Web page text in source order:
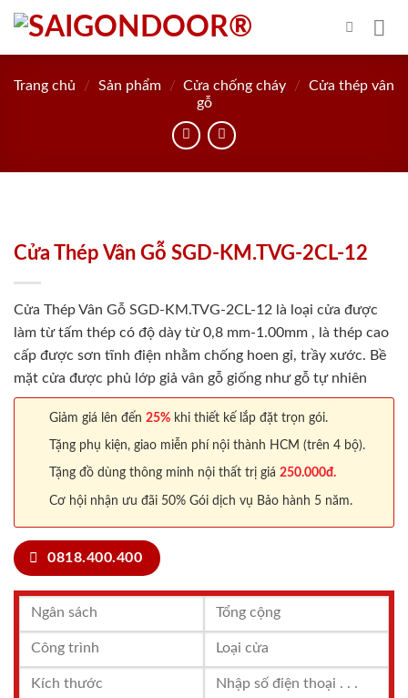
Skip
content
Trang chủ / Sản phẩm / Cửa chống cháy /
Cửa thép vân
gỗ
Cửa Thép Vân Gỗ SGD-KM.TVG-2CL-12
Cửa Thép Vân Gỗ SGD-KM.TVG-2CL-12 là loại cửa được
làm từ tấm thép có độ dày từ 0,8 mm-1.00mm , là thép cao
cấp được sơn tĩnh điện nhằm chống hoen gỉ, trầy xước. Bề
mặt cửa được phủ lớp giả vân gỗ giống như gỗ tự nhiên
Giảm giá lên đến 25% khi thiết kế lắp đặt trọn gói.
Tặng phụ kiện, giao miễn phí nội thành HCM (trên 4 bộ).
Tặng đồ dùng thông minh nội thất trị giá 250.000đ.
Cơ hội nhận ưu đãi 50% Gói dịch vụ Bảo hành 5 năm.
0818.400.400